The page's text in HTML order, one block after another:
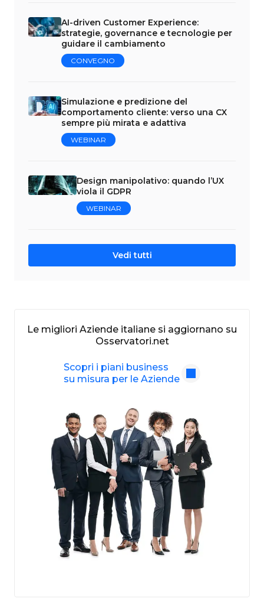
AI-driven Customer Experience:
strategie, governance e tecnologie per
guidare il cambiamento
CONVEGNO
Simulazione e predizione del
comportamento cliente: verso una CX
sempre più mirata e adattiva
WEBINAR
Design manipolativo: quando l’UX
viola il GDPR
WEBINAR
Vedi tutti
Le migliori Aziende italiane si aggiornano su
Osservatori.net
Scopri i piani business
su misura per le Aziende